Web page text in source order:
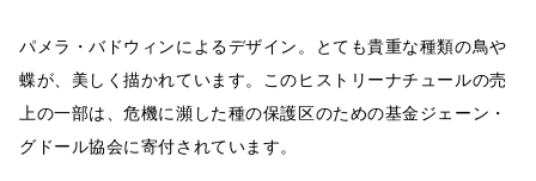
パメラ・バドウィンによるデザイン。とても貴重な種類の鳥や
蝶が、美しく描かれています。このヒストリーナチュールの売
上の一部は、危機に瀕した種の保護区のための基金ジェーン・
グドール協会に寄付されています。